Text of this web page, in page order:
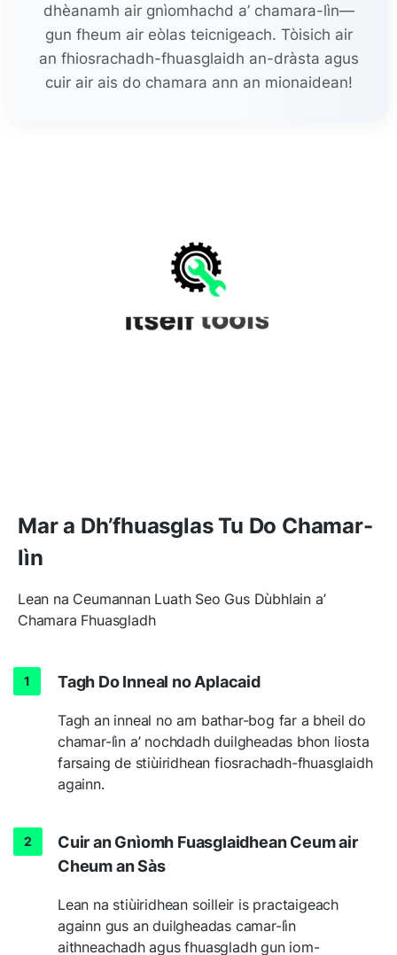
dhèanamh air gnìomhachd a’ chamara-lìn—
gun fheum air eòlas teicnigeach. Tòisich air
an fhiosrachadh-fhuasglaidh an-dràsta agus
cuir air ais do chamara ann an mionaidean!
Mar a Dh’fhuasglas Tu Do Chamar-
lìn
Lean na Ceumannan Luath Seo Gus Dùbhlain a’
Chamara Fhuasgladh
Tagh Do Inneal no Aplacaid
Tagh an inneal no am bathar-bog far a bheil do
chamar-lìn a’ nochdadh duilgheadas bhon liosta
farsaing de stiùiridhean fiosrachadh-fhuasglaidh
againn.
Cuir an Gnìomh Fuasglaidhean Ceum air
Cheum an Sàs
Lean na stiùiridhean soilleir is practaigeach
againn gus an duilgheadas camar-lìn
aithneachadh agus fhuasgladh gun iom-